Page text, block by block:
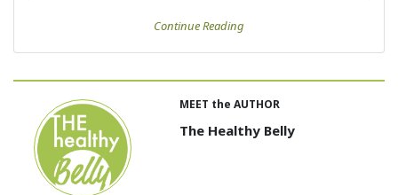
Continue Reading
MEET the AUTHOR
The Healthy Belly